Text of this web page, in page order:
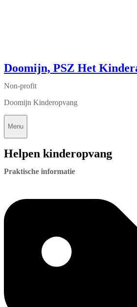
Doomijn, PSZ Het
Non-profit
Doomijn Kinderopvang
Menu
Helpen kinderopvang
Praktische informatie